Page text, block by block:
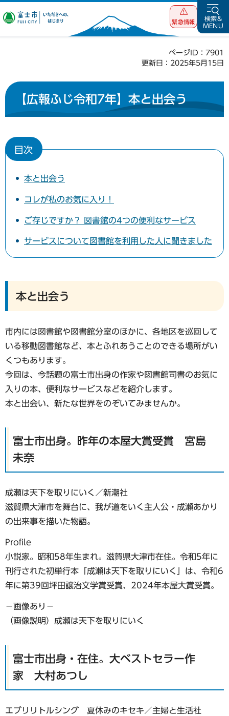
富士市 いただ
緊急情報
検索&
MENU
ページID：7901
更新日：2025年5月15日
【広報ふじ令和7年】本と出会う
目次
本と出会う
コレが私のお気に入り！
ご存じですか？ 図書館の4つの便利なサービス
サービスについて図書館を利用した人に聞きました
本と出会う
市内には図書館や図書館分室のほかに、各地区を巡回して
いる移動図書館など、本とふれあうことのできる場所がい
くつもあります。
今回は、今話題の富士市出身の作家や図書館司書のお気に
入りの本、便利なサービスなどを紹介します。
本と出会い、新たな世界をのぞいてみませんか。
富士市出身。昨年の本屋大賞受賞 宮島
未奈
成瀬は天下を取りにいく／新潮社
滋賀県大津市を舞台に、我が道をいく主人公・成瀬あかり
の出来事を描いた物語。
Profile
小説家。昭和58年生まれ。滋賀県大津市在住。令和5年に
刊行された初単行本「成瀬は天下を取りにいく」は、令和6
年に第39回坪田譲治文学賞受賞、2024年本屋大賞受賞。
−画像あり−
（画像説明）成瀬は天下を取りにいく
富士市出身・在住。大ベストセラー作
家 大村あつし
エブリリトルシング 夏休みのキセキ／主婦と生活社